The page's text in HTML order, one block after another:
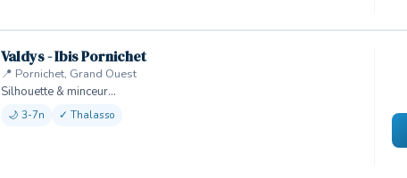
Valdys - Ibis Pornichet
📍 Pornichet, Grand Ouest
Silhouette & minceur…
🌙 3-7n ✓ Thalasso